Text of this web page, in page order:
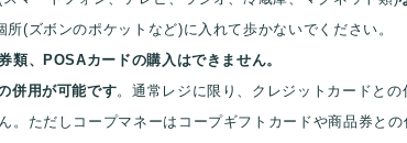
所(ズボンのポケットなど)に入れて歩かないでください。
類、POSAカードの購入はできません。
併用が可能です。通常レジに限り、クレジットカードとの
ただしコープマネーはコープギフトカードや商品券と